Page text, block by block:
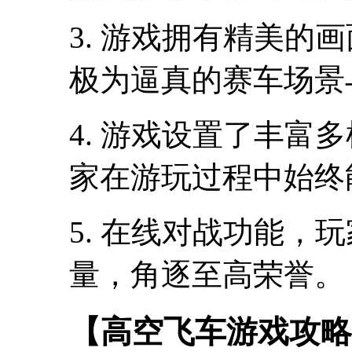
3. 游戏拥有精美的
极为逼真的赛车场
4. 游戏设置了丰富
家在游玩过程中始
5. 在线对战功能，
量，角逐至高荣誉。
【高空飞车游戏攻